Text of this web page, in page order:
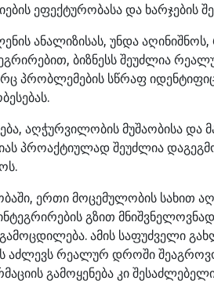
ეფექტურობასა და ხარჯების
ანალიზისას, უნდა
ბიზნესს შეუძლია
პრობლემების სწრაფ
აღჭურვილობის მუშაობისა და
პროაქტიულად შეუძლია
ერთი მოცემულობის სახით
გზით
ამის საფუძველი
აძლევს რეალურ დროში
გამოყენება კი